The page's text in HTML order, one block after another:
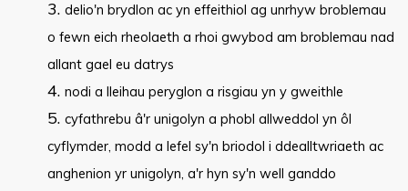
delio'n brydlon ac yn effeithiol ag unrhyw broblemau
o fewn eich rheolaeth a rhoi gwybod am broblemau nad
allant gael eu datrys
nodi a lleihau peryglon a risgiau yn y gweithle
cyfathrebu â'r unigolyn a phobl allweddol yn ôl
cyflymder, modd a lefel sy'n briodol i ddealltwriaeth ac
anghenion yr unigolyn, a'r hyn sy'n well ganddo